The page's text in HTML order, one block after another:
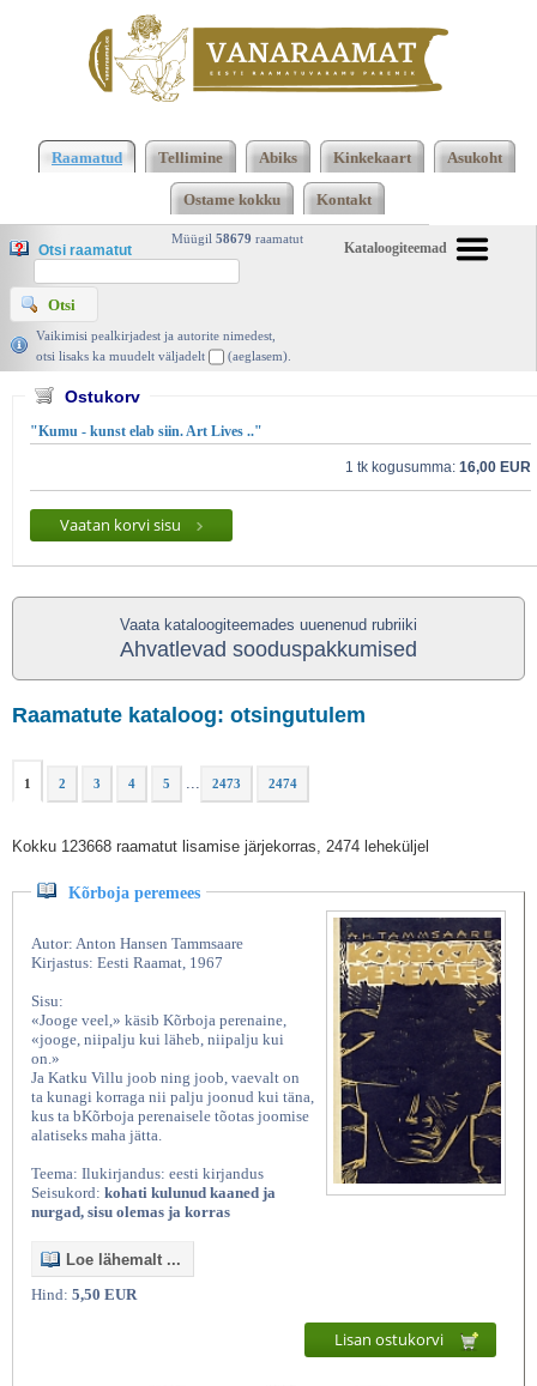
Kasutatud raamatud | Vanaraamatee
järjekorras, 2474 leheküljelKasutatud raamatud |
Vanaraamat. ee raamatupood
Raamatud Tellimine Abiks Kinkekaart Asukoht
Ostame kokku Kontakt
Kataloogiteemad
Müügil 58679 raamatut
Otsi raamatut
Vaikimisi pealkirjadest ja autorite nimedest,
otsi lisaks ka muudelt väljadelt
(aeglasem).
Ostukorv
"Kumu - kunst elab siin. Art Lives .."
1 tk kogusumma: 16,00 EUR
Vaatan korvi sisu
Vaata kataloogiteemades uuenenud rubriiki
Ahvatlevad sooduspakkumised
Raamatute kataloog: otsingutulem
1 2 3 4 5 ... 2473 2474
Kokku 123668 raamatut lisamise järjekorras, 2474 leheküljel
Kõrboja peremees
Autor: Anton Hansen Tammsaare
Kirjastus: Eesti Raamat, 1967
Sisu:
«Jooge veel,» käsib Kõrboja perenaine,
«jooge, niipalju kui läheb, niipalju kui
on.»
Ja Katku Villu joob ning joob, vaevalt on
ta kunagi korraga nii palju joonud kui täna,
kus ta bKõrboja perenaisele tõotas joomise
alatiseks maha jätta.
Teema: Ilukirjandus: eesti kirjandus
Seisukord: kohati kulunud kaaned ja
nurgad, sisu olemas ja korras
Loe lähemalt ...
Hind: 5,50 EUR
Lisan ostukorvi